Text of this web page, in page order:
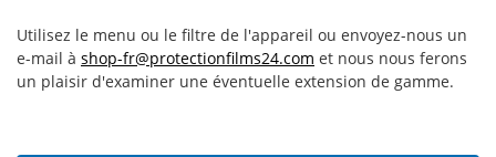
Utilisez le menu ou le filtre de l'appareil ou envoyez-nous un
e-mail à shop-fr@protectionfilms24.com et nous nous ferons
un plaisir d'examiner une éventuelle extension de gamme.